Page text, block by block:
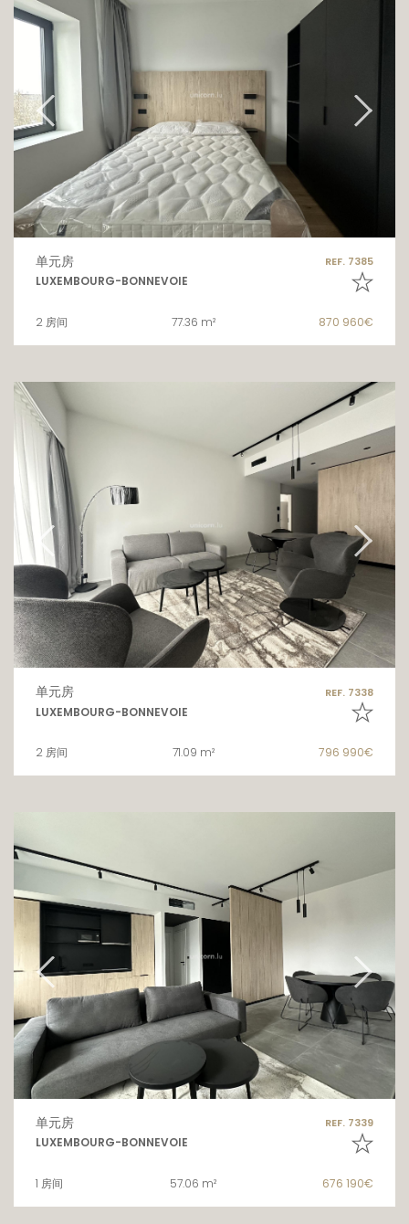
单元房 REF. 7385
LUXEMBOURG-BONNEVOIE
2 房间 77.36 m² 870 960€
单元房 REF. 7338
LUXEMBOURG-BONNEVOIE
2 房间 71.09 m² 796 990€
单元房 REF. 7339
LUXEMBOURG-BONNEVOIE
1 房间 57.06 m² 676 190€